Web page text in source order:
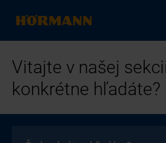
Vitajte v našej
konkrétne hľadáte?